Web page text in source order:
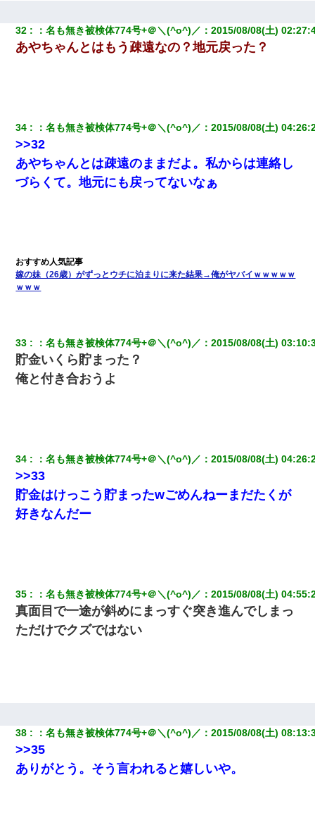
32 ：名も無き被検体774号+＠＼(^o^)／ ：2015/08/08(土)
あやちゃんとはもう疎遠なの？地元戻った？
34 ：名も無き被検体774号+＠＼(^o^)／ ：2015/08/08(土)
>>32
あやちゃんとは疎遠のままだよ。私からは連絡し
づらくて。地元にも戻ってないなぁ
嫁の妹（26歳）がずっとウチに泊まりに来た結果→俺がヤバイｗｗｗｗｗ
ｗｗｗ
33 ：名も無き被検体774号+＠＼(^o^)／ ：2015/08/08(土)
貯金いくら貯まった？
俺と付き合おうよ
34 ：名も無き被検体774号+＠＼(^o^)／ ：2015/08/08(土)
>>33
貯金はけっこう貯まったwごめんねーまだたくが
好きなんだー
35 ：名も無き被検体774号+＠＼(^o^)／ ：2015/08/08(土)
真面目で一途が斜めにまっすぐ突き進んでしまっ
ただけでクズではない
38 ：名も無き被検体774号+＠＼(^o^)／ ：2015/08/08(土)
>>35
ありがとう。そう言われると嬉しいや。